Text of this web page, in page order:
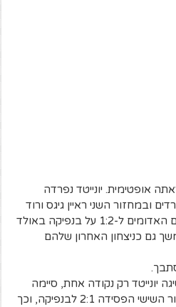
אופטימית. יונייטד נפרדה
ובמחזור השני ראיין גיגס ורוד
ואן ניסטלרוי הובילו את השדים האדומים ל-1:2 על בנפיקה באולד
גם כניצחון האחרון שלהם
יונייטד רק נקודה אחת, סיימה
בעוד 0:0 מול ויאריאל ובמחזור השישי הפסידה 2:1 לבנפיקה, וכך